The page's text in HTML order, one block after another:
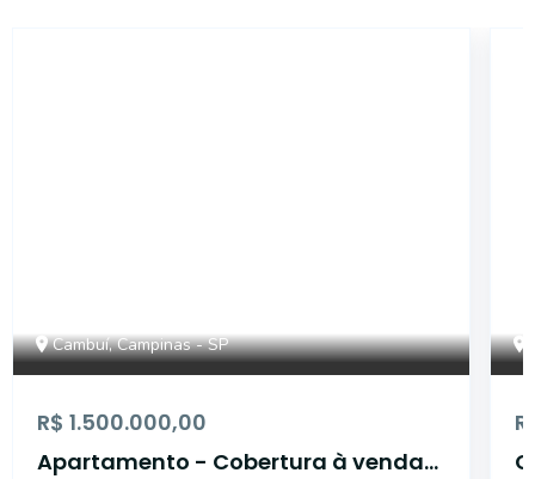
Cambuí, Campinas - SP
R$ 1.500.000,00
Apartamento - Cobertura à venda